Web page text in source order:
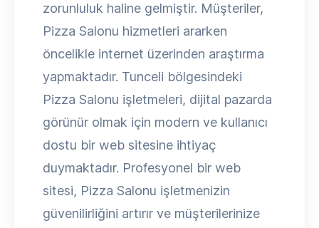
zorunluluk haline gelmiştir. Müşteriler,
Pizza Salonu hizmetleri ararken
öncelikle internet üzerinden araştırma
yapmaktadır. Tunceli bölgesindeki
Pizza Salonu işletmeleri, dijital pazarda
görünür olmak için modern ve kullanıcı
dostu bir web sitesine ihtiyaç
duymaktadır. Profesyonel bir web
sitesi, Pizza Salonu işletmenizin
güvenilirliğini artırır ve müşterilerinize